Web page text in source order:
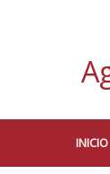
INICIO